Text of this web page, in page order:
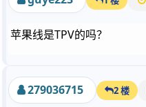
苹果线是TPV的吗？
279036715 2 楼